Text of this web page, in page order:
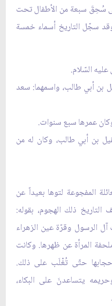
سُحِقَ سبعة من الأطفال تحت
سجّل التاريخ أسماء خمسة
السّلام.
بن أبي طالب، واسمهما: سعد
عمرها سبع سنوات.
بن أبي طالب، وكان له من
المفجوعة لتوها بعيداً عن
التاريخ ذلك الهجوم، بقوله:
الرسول وقرّة عين الزهراء
المرأة عن ظهرها. وكانت
حتّى تُغْلَب على ذلك.
يتساعدنَ على البكاء،